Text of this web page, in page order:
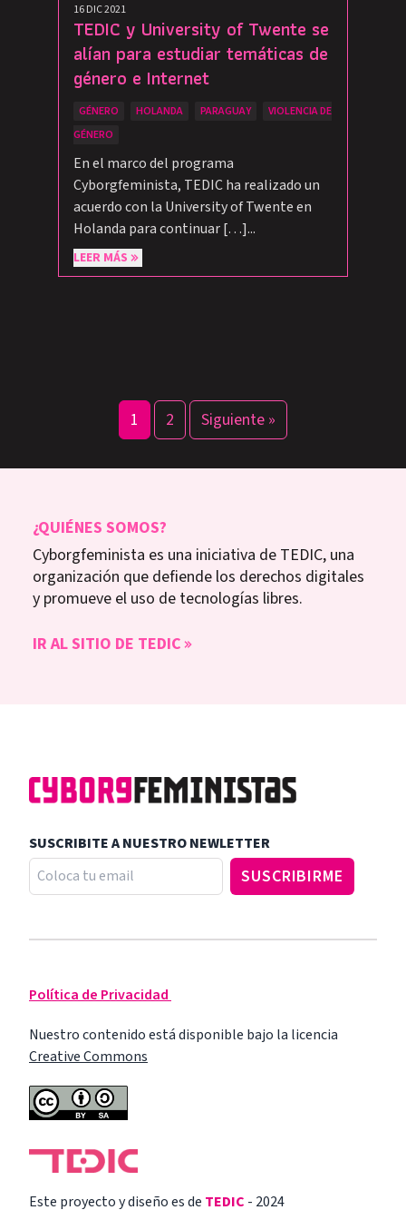
16 DIC 2021
TEDIC y University of Twente se
alían para estudiar temáticas de
género e Internet
GÉNERO HOLANDA PARAGUAY
VIOLENCIA DE
GÉNERO
En el marco del programa
Cyborgfeminista, TEDIC ha realizado un
acuerdo con la University of Twente en
Holanda para continuar […]...
LEER MÁS
1 2 Siguiente »
¿QUIÉNES SOMOS?
Cyborgfeminista es una iniciativa de TEDIC, una
organización que defiende los derechos digitales
y promueve el uso de tecnologías libres.
IR AL SITIO DE TEDIC
SUSCRIBITE A NUESTRO NEWLETTER
Política de Privacidad
Nuestro contenido está disponible bajo la licencia
Creative Commons
Este proyecto y diseño es de TEDIC - 2024